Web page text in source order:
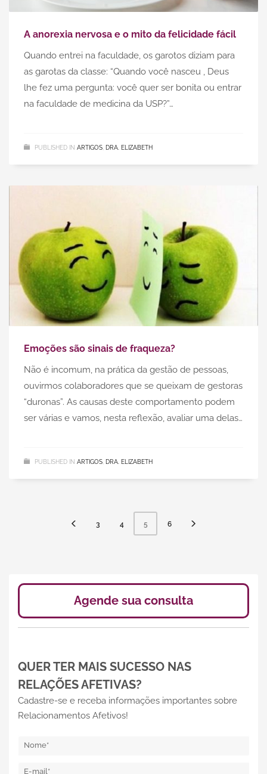
A anorexia nervosa e o mito da felicidade fácil
Quando entrei na faculdade, os garotos diziam para
as garotas da classe: “Quando você nasceu , Deus
lhe fez uma pergunta: você quer ser bonita ou entrar
na faculdade de medicina da USP?”…
PUBLISHED IN ARTIGOS DRA. ELIZABETH
Emoções são sinais de fraqueza?
Não é incomum, na prática da gestão de pessoas,
ouvirmos colaboradores que se queixam de gestoras
“duronas”. As causas deste comportamento podem
ser várias e vamos, nesta reflexão, avaliar uma delas…
PUBLISHED IN ARTIGOS DRA. ELIZABETH
3 4 5 6
Agende sua consulta
QUER TER MAIS SUCESSO NAS
RELAÇÕES AFETIVAS?
Cadastre-se e receba informações importantes sobre
Relacionamentos Afetivos!